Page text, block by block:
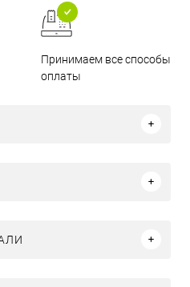
Принимаем все способы
оплаты